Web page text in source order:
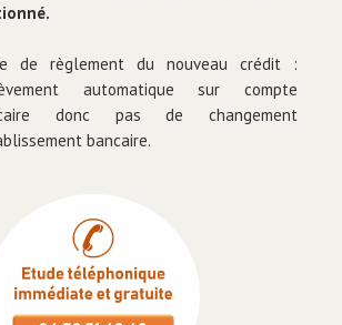
de règlement du nouveau crédit :
automatique sur compte
donc pas de changement
bancaire.